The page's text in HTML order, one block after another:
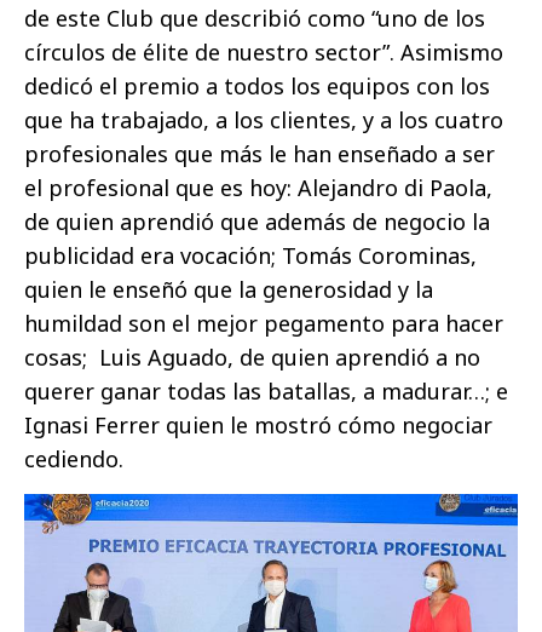
de este Club que describió como “uno de los
círculos de élite de nuestro sector”. Asimismo
dedicó el premio a todos los equipos con los
que ha trabajado, a los clientes, y a los cuatro
profesionales que más le han enseñado a ser
el profesional que es hoy: Alejandro di Paola,
de quien aprendió que además de negocio la
publicidad era vocación; Tomás Corominas,
quien le enseñó que la generosidad y la
humildad son el mejor pegamento para hacer
cosas; Luis Aguado, de quien aprendió a no
querer ganar todas las batallas, a madurar…; e
Ignasi Ferrer quien le mostró cómo negociar
cediendo.